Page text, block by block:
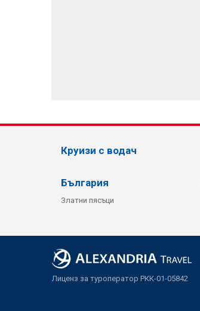
Круизи с водач
България
Златни пясъци
Лиценз за туроператор РКК-01-05842